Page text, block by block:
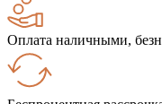
Оплата наличными,